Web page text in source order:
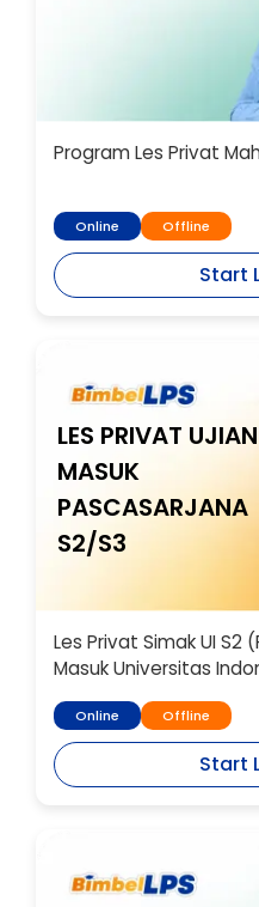
Program Les Privat
Online Offline
Start
LES PRIVAT UJIAN
MASUK
PASCASARJANA
S2/S3
Les Privat Simak UI S2
Masuk Universitas
Online Offline
Start